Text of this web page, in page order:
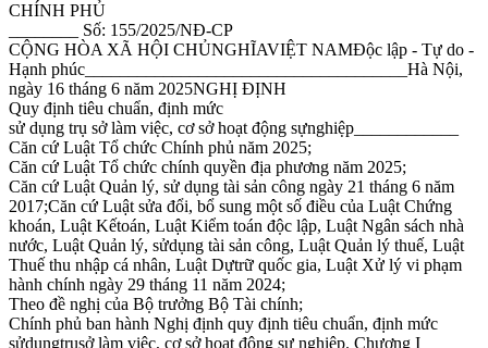
CHÍNH PHỦ
________ Số: 155/2025/NĐ-CP
CỘNG HÒA XÃ HỘI CHỦNGHĨAVIỆT NAMĐộc lập - Tự do -
Hạnh phúc_____________________________________Hà Nội,
ngày 16 tháng 6 năm 2025NGHỊ ĐỊNH
Quy định tiêu chuẩn, định mức
sử dụng trụ sở làm việc, cơ sở hoạt động sựnghiệp____________
Căn cứ Luật Tổ chức Chính phủ năm 2025;
Căn cứ Luật Tổ chức chính quyền địa phương năm 2025;
Căn cứ Luật Quản lý, sử dụng tài sản công ngày 21 tháng 6 năm
2017;Căn cứ Luật sửa đổi, bổ sung một số điều của Luật Chứng
khoán, Luật Kếtoán, Luật Kiểm toán độc lập, Luật Ngân sách nhà
nước, Luật Quản lý, sửdụng tài sản công, Luật Quản lý thuế, Luật
Thuế thu nhập cá nhân, Luật Dựtrữ quốc gia, Luật Xử lý vi phạm
hành chính ngày 29 tháng 11 năm 2024;
Theo đề nghị của Bộ trưởng Bộ Tài chính;
Chính phủ ban hành Nghị định quy định tiêu chuẩn, định mức
sửdụngtrụsở làm việc, cơ sở hoạt động sự nghiệp. Chương I